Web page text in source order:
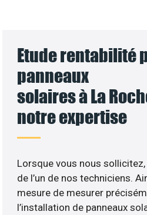
Etude rentabilité
panneaux
solaires à La
notre expertise
Lorsque vous nous
de l’un de nos techniciens.
mesure de mesurer
l’installation de panneaux